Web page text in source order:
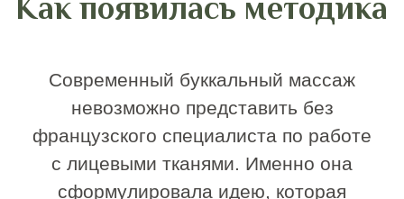
Логопедия: работа со спазмами
артикуляционного аппарата.
Стоматология: релаксация
жевательной мускулатуры.
Остеопатия: коррекция височно-
нижнечелюстного сустава.